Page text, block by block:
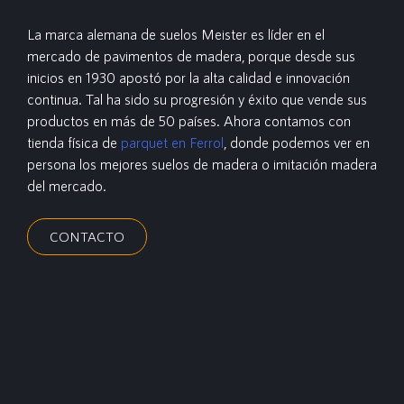
La marca alemana de suelos Meister es líder en el
mercado de pavimentos de madera, porque desde sus
inicios en 1930 apostó por la alta calidad e innovación
continua. Tal ha sido su progresión y éxito que vende sus
productos en más de 50 países. Ahora contamos con
tienda física de parquet en Ferrol , donde podemos ver en
persona los mejores suelos de madera o imitación madera
del mercado.
CONTACTO